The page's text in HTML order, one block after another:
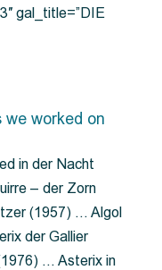
gal_title=”DIE
worked on
in der Nacht
– der Zorn
(1957) … Algol
der Gallier
… Asterix in